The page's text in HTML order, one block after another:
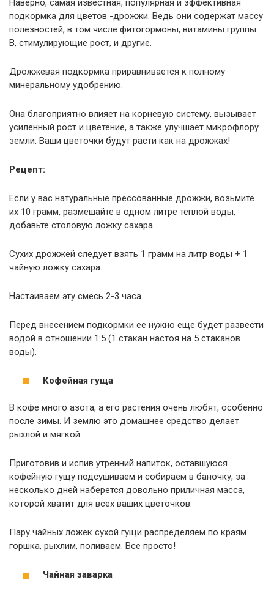
Наверно, самая известная, популярная и эффективная
подкормка для цветов -дрожжи. Ведь они содержат массу
полезностей, в том числе фитогормоны, витамины группы
В, стимулирующие рост, и другие.
Дрожжевая подкормка приравнивается к полному
минеральному удобрению.
Она благоприятно влияет на корневую систему, вызывает
усиленный рост и цветение, а также улучшает микрофлору
земли. Ваши цветочки будут расти как на дрожжах!
Рецепт:
Если у вас натуральные прессованные дрожжи, возьмите
их 10 грамм, размешайте в одном литре теплой воды,
добавьте столовую ложку сахара.
Сухих дрожжей следует взять 1 грамм на литр воды + 1
чайную ложку сахара.
Настаиваем эту смесь 2-3 часа.
Перед внесением подкормки ее нужно еще будет развести
водой в отношении 1:5 (1 стакан настоя на 5 стаканов
воды).
Кофейная гуща
В кофе много азота, а его растения очень любят, особенно
после зимы. И землю это домашнее средство делает
рыхлой и мягкой.
Приготовив и испив утренний напиток, оставшуюся
кофейную гущу подсушиваем и собираем в баночку, за
несколько дней наберется довольно приличная масса,
которой хватит для всех ваших цветочков.
Пару чайных ложек сухой гущи распределяем по краям
горшка, рыхлим, поливаем. Все просто!
Чайная заварка